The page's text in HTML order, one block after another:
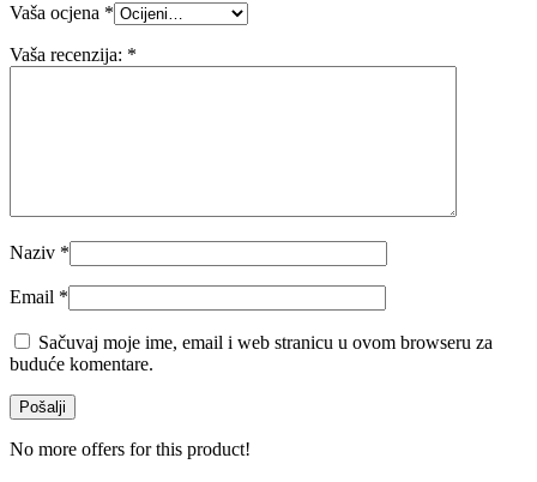
Vaša ocjena *
Vaša recenzija: *
Naziv *
Email *
Sačuvaj moje ime, email i web stranicu u ovom browseru za
buduće komentare.
No more offers for this product!